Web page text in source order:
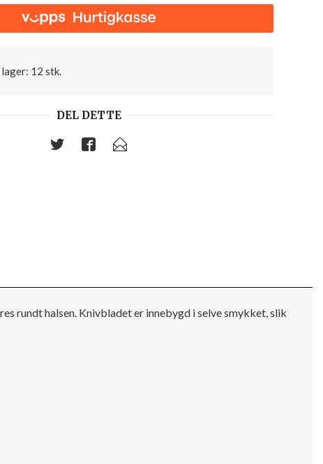
lager: 12 stk.
DEL DETTE
rundt halsen. Knivbladet er innebygd i selve smykket, slik